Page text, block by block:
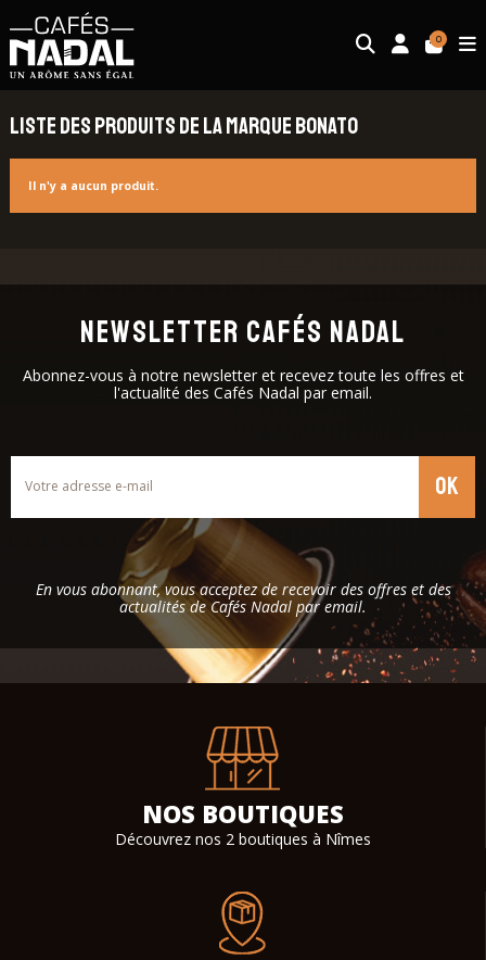
0
Liste des produits de la marque Bonato
Il n'y a aucun produit.
NEWSLETTER CAFÉS NADAL
Abonnez-vous à notre newsletter et recevez toute les offres et
l'actualité des Cafés Nadal par email.
En vous abonnant, vous acceptez de recevoir des offres et des
actualités de Cafés Nadal par email.
NOS BOUTIQUES
Découvrez nos 2 boutiques à Nîmes